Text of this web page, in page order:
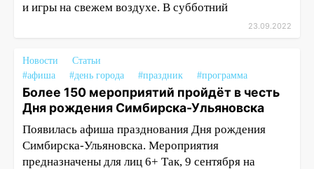
и игры на свежем воздухе. В субботний
23.09.2022
Новости
Статьи
#афиша
#день города #праздник #программа
Более 150 мероприятий пройдёт в честь
Дня рождения Симбирска-Ульяновска
Появилась афиша празднования Дня рождения
Симбирска-Ульяновска. Мероприятия
предназначены для лиц 6+ Так, 9 сентября на